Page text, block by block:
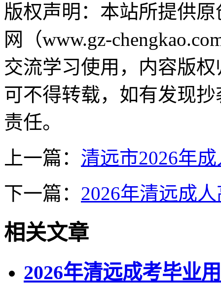
版权声明： 本站所提供
网（www.gz-
交流学习使用，内容版
可不得转载，如有发现
责任。
上一篇： 清远市2026年
下一篇： 2026年清远成
相关文章
2026年清远成考毕业